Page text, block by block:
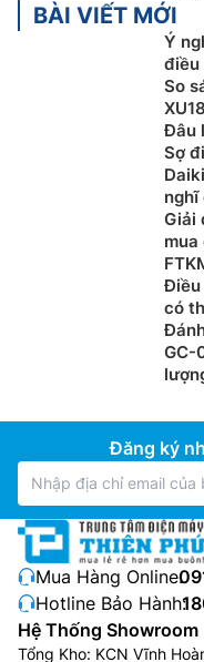
Chế độ thổi gió
Với chế độ này cánh
lên giúp ngăn ngừa
vào người bạn gây
Tự khởi động lại
Khi cúp điện đột
giá rẻ sẽ tự động ghi
độ, hướng gió,… và
lại các thông số đã
can thiệp từ người
Hoạt động siêu
BÀI VIẾT MỚI
Ý
điều
So
Đâu
Sợ
nghĩ
Giải
Điều
có
GC-
Đăng ký
Mua Hàng Online:
Hotline Bảo Hành:
Hệ Thống Showroom
Tổng Kho: KCN Vĩnh